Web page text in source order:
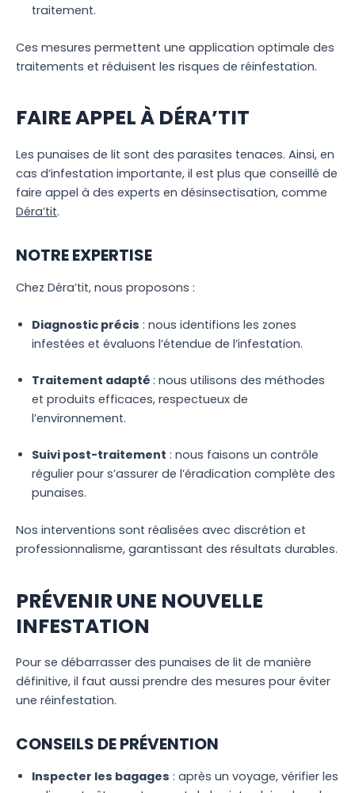
traitement.
Ces mesures permettent une application optimale des
traitements et réduisent les risques de réinfestation.
FAIRE APPEL À DÉRA’TIT
Les punaises de lit sont des parasites tenaces. Ainsi, en
cas d’infestation importante, il est plus que conseillé de
faire appel à des experts en désinsectisation, comme
Déra’tit.
NOTRE EXPERTISE
Chez Déra’tit, nous proposons :
Diagnostic précis : nous identifions les zones
infestées et évaluons l’étendue de l’infestation.
Traitement adapté : nous utilisons des méthodes
et produits efficaces, respectueux de
l’environnement.
Suivi post-traitement : nous faisons un contrôle
régulier pour s’assurer de l’éradication complète des
punaises.
Nos interventions sont réalisées avec discrétion et
professionnalisme, garantissant des résultats durables.
PRÉVENIR UNE NOUVELLE
INFESTATION
Pour se débarrasser des punaises de lit de manière
définitive, il faut aussi prendre des mesures pour éviter
une réinfestation.
CONSEILS DE PRÉVENTION
Inspecter les bagages : après un voyage, vérifier les